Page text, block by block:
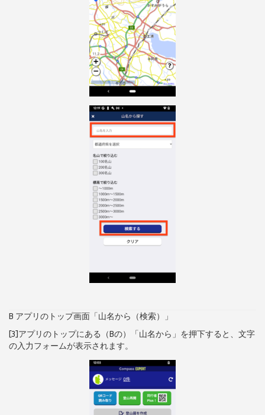
B アプリのトップ画面「山名から（検索）」
[3]アプリのトップにある（Bの）「山名から」を押下すると、文字
の入力フォームが表示されます。